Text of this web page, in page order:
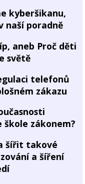
kyberšikanu,
naší poradně
aneb Proč děti
světě
telefonů
zákazu
zákonem?
šířit takové
a šíření